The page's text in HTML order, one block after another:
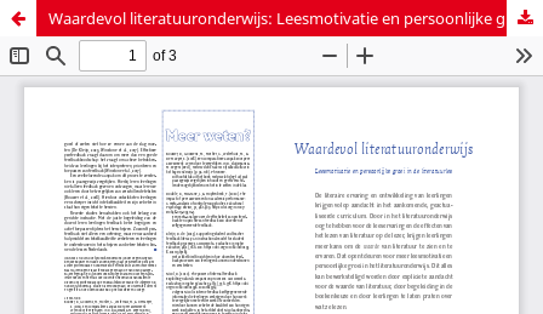
Waardevol literatuuronderwijs: Leesmotivatie en persoonlijke groei in de literatuurles